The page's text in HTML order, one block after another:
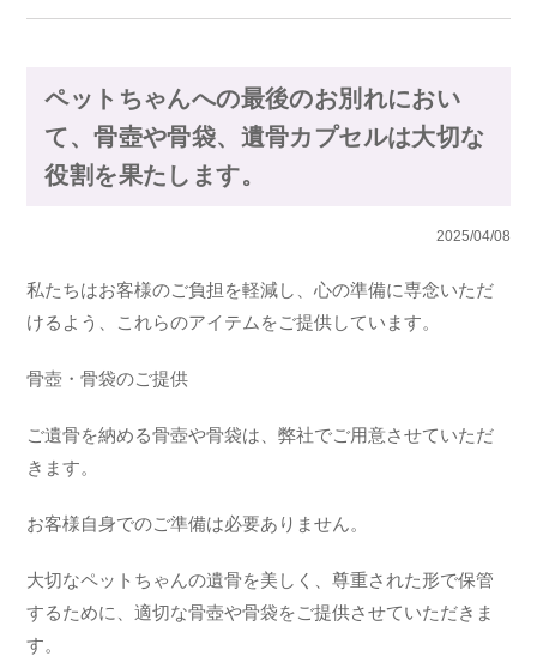
ペットちゃんへの最後のお別れにおい
て、骨壺や骨袋、遺骨カプセルは大切な
役割を果たします。
2025/04/08
私たちはお客様のご負担を軽減し、心の準備に専念いただ
けるよう、これらのアイテムをご提供しています。
骨壺・骨袋のご提供
ご遺骨を納める骨壺や骨袋は、弊社でご用意させていただ
きます。
お客様自身でのご準備は必要ありません。
大切なペットちゃんの遺骨を美しく、尊重された形で保管
するために、適切な骨壺や骨袋をご提供させていただきま
す。